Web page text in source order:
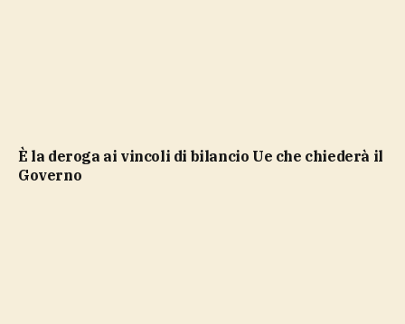
è la deroga ai vincoli di bilancio Ue che chiederà il
Governo